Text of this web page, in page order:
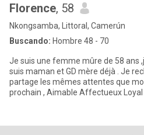
Florence, 58
Nkongsamba, Littoral, Camerún
Buscando: Hombre 48 - 70
Je suis une femme mûre de 58 ans
suis maman et GD mère déjà . Je
partage les mêmes attentes que moi , qui sont :